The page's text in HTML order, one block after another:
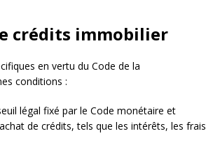
crédits immobilier
en vertu du Code de la
conditions :
légal fixé par le Code monétaire et
de crédits, tels que les intérêts, les frais